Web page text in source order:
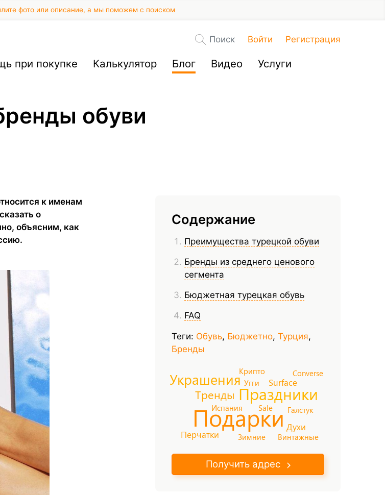
фото или описание, а мы поможем с поиском
Поиск Войти Регистрация
при покупке Калькулятор Блог Видео Услуги
обуви
Содержание
Преимущества турецкой обуви
Бренды из среднего ценового
сегмента
Бюджетная турецкая обувь
FAQ
Теги: Обувь, Бюджетно,Турция,
Бренды
Подарки
Праздники
Украшения
Тренды
Surface
Духи
Перчатки Винтажные
Испания
Зимние
Галстук
Sale
Converse
Крипто
Угги
Получить адрес
к именам
о
объясним, как